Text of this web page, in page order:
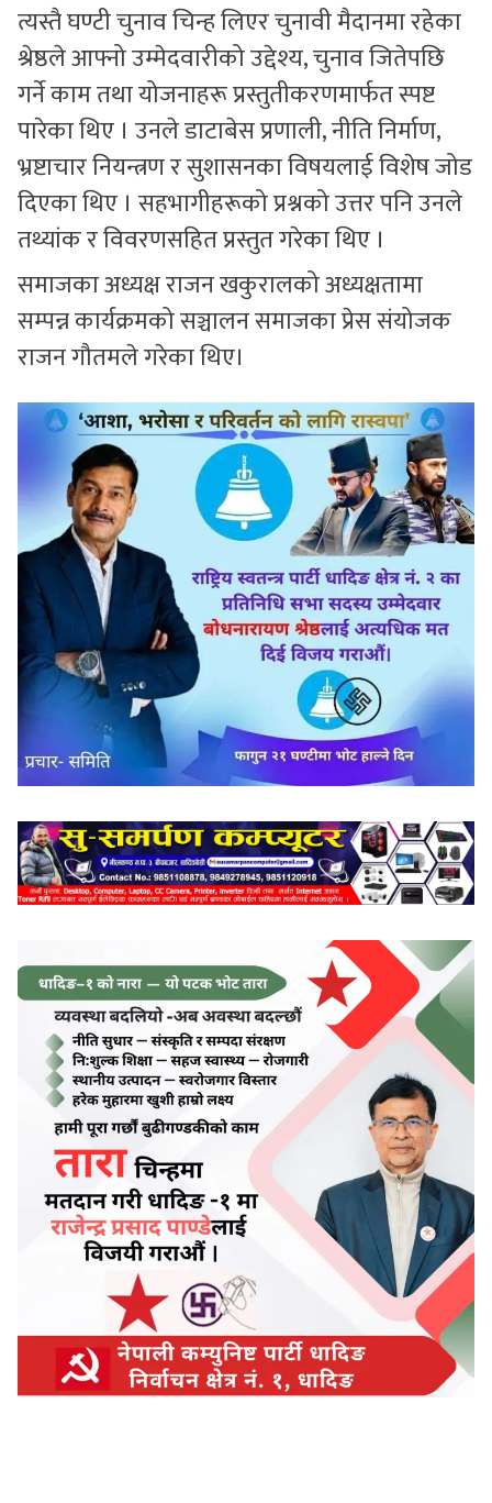
त्यस्तै घण्टी चुनाव चिन्ह लिएर चुनावी मैदानमा रहेका
श्रेष्ठले आफ्नो उम्मेदवारीको उद्देश्य, चुनाव जितेपछि
गर्ने काम तथा योजनाहरू प्रस्तुतीकरणमार्फत स्पष्ट
पारेका थिए । उनले डाटाबेस प्रणाली, नीति निर्माण,
भ्रष्टाचार नियन्त्रण र सुशासनका विषयलाई विशेष जोड
दिएका थिए । सहभागीहरूको प्रश्नको उत्तर पनि उनले
तथ्यांक र विवरणसहित प्रस्तुत गरेका थिए ।
समाजका अध्यक्ष राजन खकुरालको अध्यक्षतामा
सम्पन्न कार्यक्रमको सञ्चालन समाजका प्रेस संयोजक
राजन गौतमले गरेका थिए।